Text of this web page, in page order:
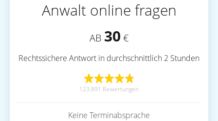
Anwalt online fragen
AB 30 €
Rechtssichere Antwort in durchschnittlich 2 Stunden
123.891 Bewertungen
Keine Terminabsprache